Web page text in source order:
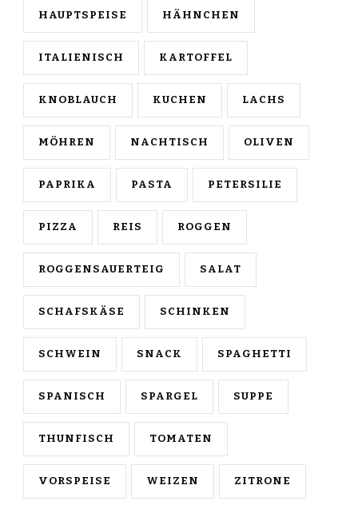
HAUPTSPEISE HÄHNCHEN
ITALIENISCH KARTOFFEL
KNOBLAUCH KUCHEN LACHS
MÖHREN NACHTISCH OLIVEN
PAPRIKA PASTA PETERSILIE
PIZZA REIS ROGGEN
ROGGENSAUERTEIG SALAT
SCHAFSKÄSE SCHINKEN
SCHWEIN SNACK SPAGHETTI
SPANISCH SPARGEL SUPPE
THUNFISCH TOMATEN
VORSPEISE WEIZEN ZITRONE